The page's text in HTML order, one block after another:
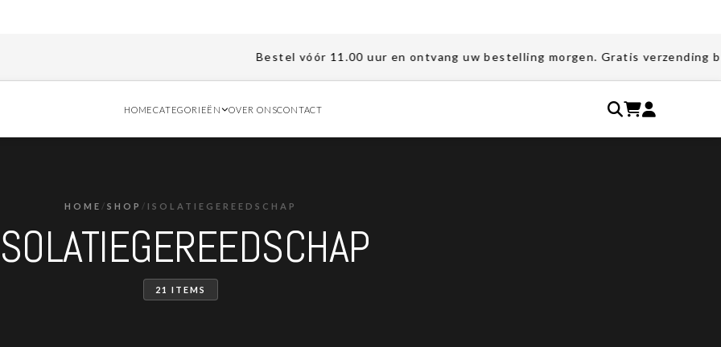
Bestel vóór 11.00 uur en ontvang uw bestelling morgen. Gratis verzending bij
HOMECATEGORIEËN OVER ONSCONTACT
HOME / SHOP / ISOLATIEGEREEDSCHAP
21 ITEMS